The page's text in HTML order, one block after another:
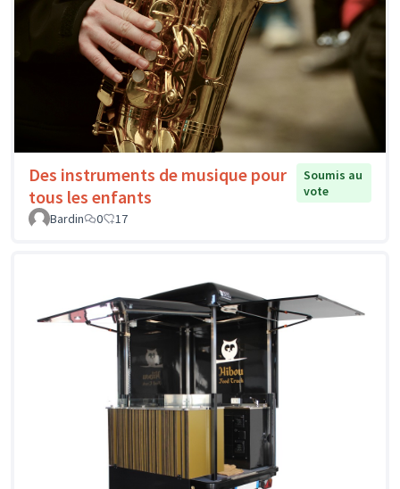
Des instruments de musique pour
tous les enfants
Soumis au
vote
Bardin
0 17